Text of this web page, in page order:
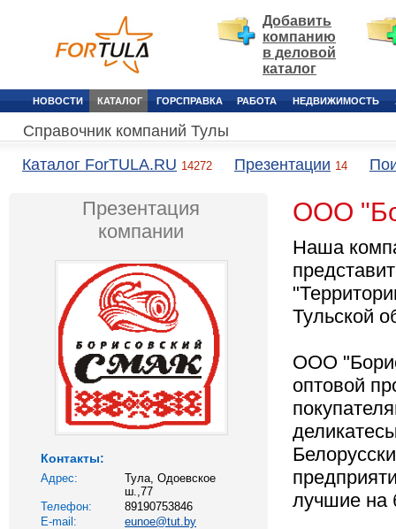
Добавить
компанию
в деловой
каталог
НОВОСТИ КАТАЛОГ ГОРСПРАВКА РАБОТА НЕДВИЖИМОСТЬ
Справочник компаний Тулы
Каталог ForTULA.RU 14272 Презентации 14
Презентация
компании
Контакты:
Адрес:
Тула, Одоевское
ш.,77
Телефон:
89190753846
E-mail:
eunoe@tut.by
ООО
Наша
Тульской
ООО
оптовой
лучшие на